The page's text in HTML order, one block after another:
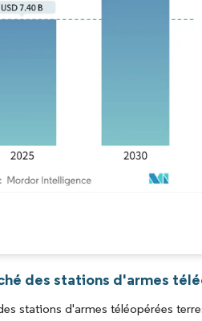
des stations d'armes
stations d'armes téléopérées